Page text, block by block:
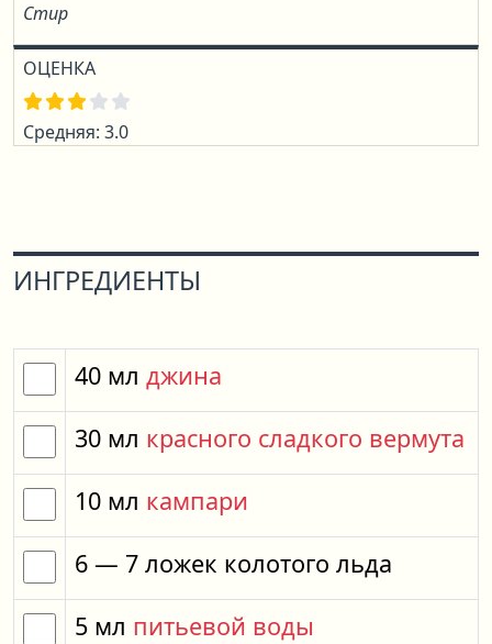
Стир
ОЦЕНКА
Средняя: 3.0
ИНГРЕДИЕНТЫ
40 мл джина
30 мл красного сладкого вермута
10 мл кампари
6 — 7 ложек колотого льда
5 мл питьевой воды